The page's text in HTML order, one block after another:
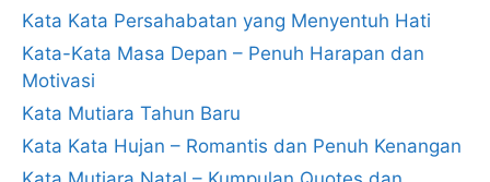
Kata Kata Persahabatan yang Menyentuh Hati
Kata-Kata Masa Depan – Penuh Harapan dan
Motivasi
Kata Mutiara Tahun Baru
Kata Kata Hujan – Romantis dan Penuh Kenangan